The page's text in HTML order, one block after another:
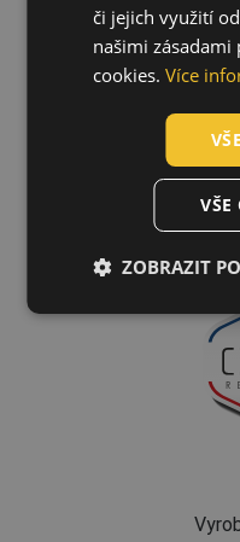
či jejich využití
našimi
cookies. Více
ZOBRAZIT